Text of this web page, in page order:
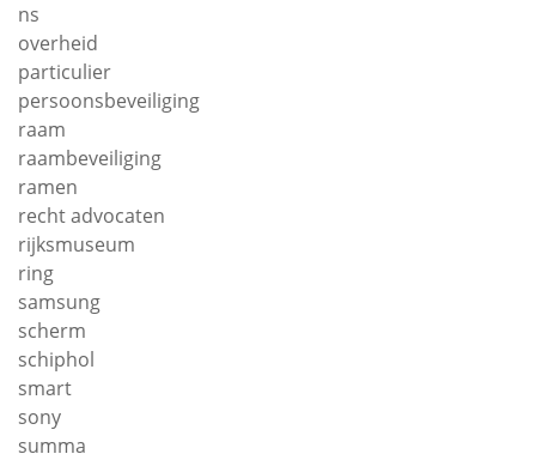
ns
overheid
particulier
persoonsbeveiliging
raam
raambeveiliging
ramen
recht advocaten
rijksmuseum
ring
samsung
scherm
schiphol
smart
sony
summa